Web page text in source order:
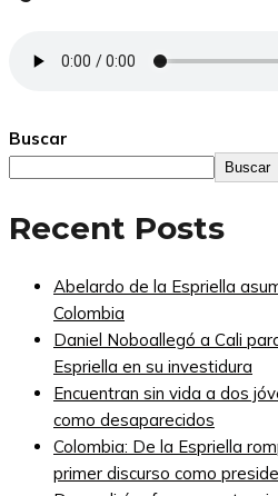
Buscar
Buscar
Recent Posts
Abelardo de la Espriella
Colombia
Daniel Noboallegó a Cali
Espriella en su investidura
Encuentran sin vida a dos
como desaparecidos
Colombia: De la Espriella
primer discurso como